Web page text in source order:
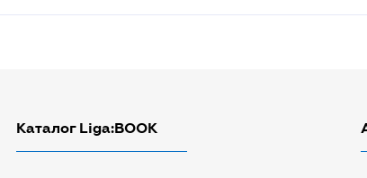
Каталог Liga:BOOK